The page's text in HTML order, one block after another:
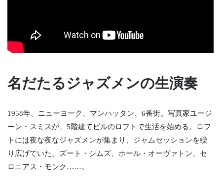
名だたるジャズメンの生演奏
1958年、ニューヨーク、マンハッタン、6番街。写真家ユージ
ーン・スミスが、5階建てビルのロフトで生活を始める。ロフ
トには夜な夜なジャズメンが集まり、ジャムセッションを繰
り広げていた。ズート・シムズ、ホール・オーヴァトン、セ
ロニアス・モンク……。